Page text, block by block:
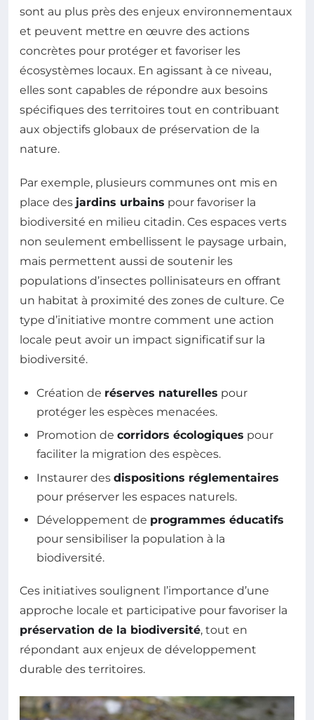
sont au plus près des enjeux environnementaux
et peuvent mettre en œuvre des actions
concrètes pour protéger et favoriser les
écosystèmes locaux. En agissant à ce niveau,
elles sont capables de répondre aux besoins
spécifiques des territoires tout en contribuant
aux objectifs globaux de préservation de la
nature.
Par exemple, plusieurs communes ont mis en
place des jardins urbains pour favoriser la
biodiversité en milieu citadin. Ces espaces verts
non seulement embellissent le paysage urbain,
mais permettent aussi de soutenir les
populations d’insectes pollinisateurs en offrant
un habitat à proximité des zones de culture. Ce
type d’initiative montre comment une action
locale peut avoir un impact significatif sur la
biodiversité.
Création de réserves naturelles pour
protéger les espèces menacées.
Promotion de corridors écologiques pour
faciliter la migration des espèces.
Instaurer des dispositions réglementaires
pour préserver les espaces naturels.
Développement de programmes éducatifs
pour sensibiliser la population à la
biodiversité.
Ces initiatives soulignent l’importance d’une
approche locale et participative pour favoriser la
préservation de la biodiversité, tout en
répondant aux enjeux de développement
durable des territoires.